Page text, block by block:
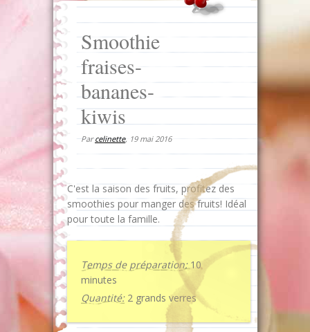
Smoothie
fraises-
bananes-
kiwis
Parcelinette, 19 mai 2016
C'est la saison des fruits, profitez des
smoothies pour manger des fruits! Idéal
pour toute la famille.
Temps de préparation:10
minutes
Quantité: 2 grands verres